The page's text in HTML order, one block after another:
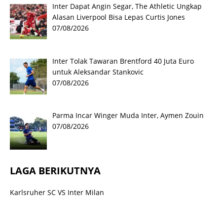
Inter Dapat Angin Segar, The Athletic Ungkap
Alasan Liverpool Bisa Lepas Curtis Jones
07/08/2026
Inter Tolak Tawaran Brentford 40 Juta Euro
untuk Aleksandar Stankovic
07/08/2026
Parma Incar Winger Muda Inter, Aymen Zouin
07/08/2026
LAGA BERIKUTNYA
Karlsruher SC VS Inter Milan